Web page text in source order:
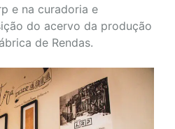
e na curadoria e
do acervo da produção
de Rendas.